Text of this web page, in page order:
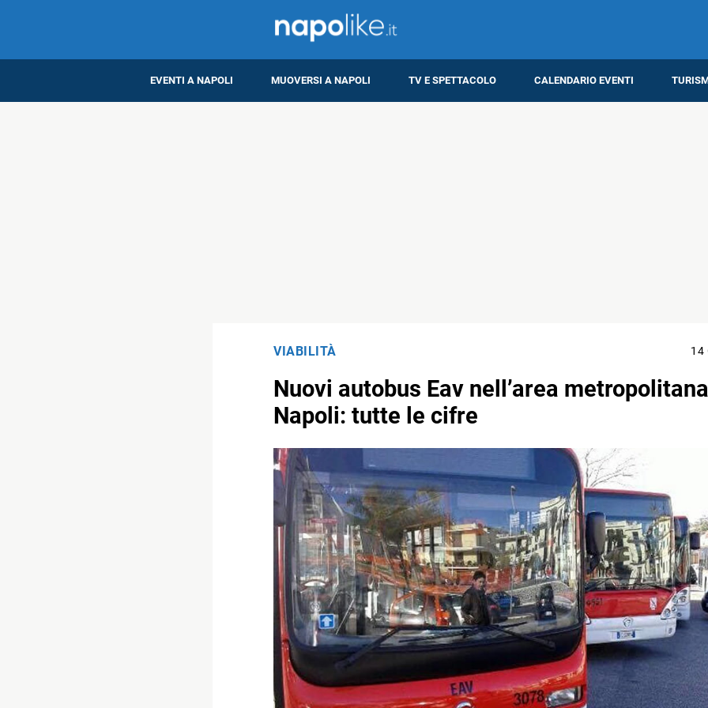
EVENTI A NAPOLI MUOVERSI A NAPOLI TV E SPETTACOLO CALENDARIO EVENTI
VIABILITÀ 14
Nuovi autobus Eav nell’area
Napoli: tutte le cifre